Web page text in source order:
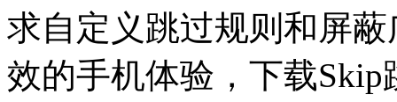
求自定义跳过规则和屏
效的手机体验，下载